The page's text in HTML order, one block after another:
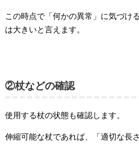
この時点で「何かの異常」に気づけ
は大きいと言えます。
②杖などの確認
使用する杖の状態も確認します。
伸縮可能な杖であれば、「適切な長